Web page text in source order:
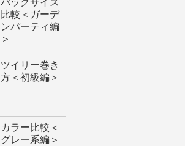
バッグサイズ
比較＜ガーデ
ンパーティ編
＞
ツイリー巻き
方＜初級編＞
カラー比較＜
グレー系編＞